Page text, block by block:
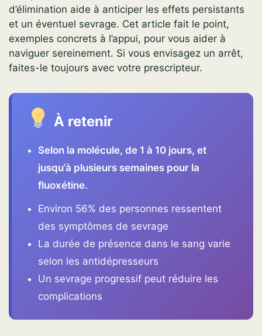
d’élimination aide à anticiper les effets persistants
et un éventuel sevrage. Cet article fait le point,
exemples concrets à l’appui, pour vous aider à
naviguer sereinement. Si vous envisagez un arrêt,
faites-le toujours avec votre prescripteur.
À retenir
Selon la molécule, de 1 à 10 jours, et
jusqu’à plusieurs semaines pour la
fluoxétine.
Environ 56% des personnes ressentent
des symptômes de sevrage
La durée de présence dans le sang varie
selon les antidépresseurs
Un sevrage progressif peut réduire les
complications